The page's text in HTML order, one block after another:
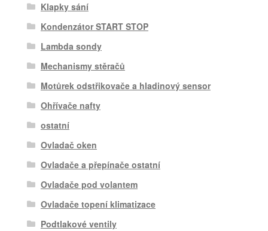
Klapky sání
Kondenzátor START STOP
Lambda sondy
Mechanismy stěračů
Motůrek odstřikovače a hladinový sensor
Ohřívače nafty
ostatní
Ovladač oken
Ovladače a přepínače ostatní
Ovladače pod volantem
Ovladače topení klimatizace
Podtlakové ventily